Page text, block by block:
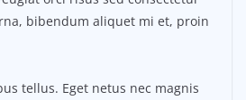
bibendum aliquet mi et, proin
tellus. Eget netus nec magnis